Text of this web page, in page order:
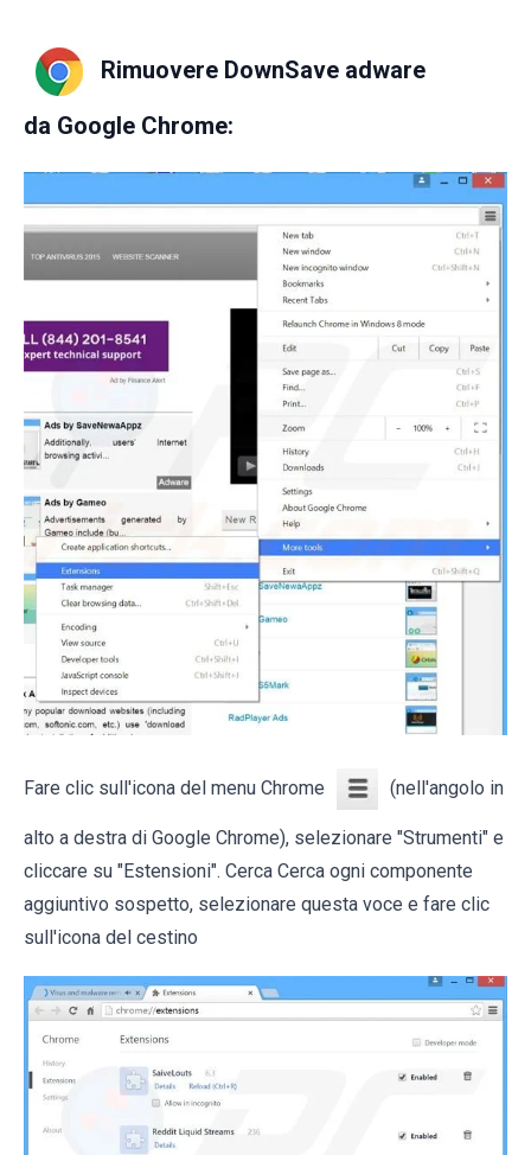
Rimuovere DownSave adware
da Google Chrome:
Fare clic sull'icona del menu Chrome (nell'angolo in
alto a destra di Google Chrome), selezionare "Strumenti" e
cliccare su "Estensioni". Cerca Cerca ogni componente
aggiuntivo sospetto, selezionare questa voce e fare clic
sull'icona del cestino